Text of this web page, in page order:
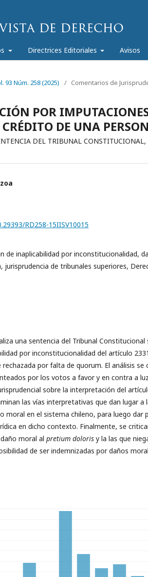
Directrices Editoriales Avisos
93 Núm. 258 (2025) / Comentarios de
POR
DE UNA
DEL TRIBUNAL
RD258-15IISV10015
de inaplicabilidad por inconstitucionalidad,
jurisprudencia de tribunales superiores,
una sentencia del Tribunal Constitucional
por inconstitucionalidad del artículo
rechazada por falta de quorum. El análisis se
por los votos a favor y en contra a
sobre la interpretación del
las vías interpretativas que dan lugar a
moral en el sistema chileno, para luego dar
en dicho contexto. Finalmente, se
moral al pretium doloris y la las que
de ser indemnizadas por daños